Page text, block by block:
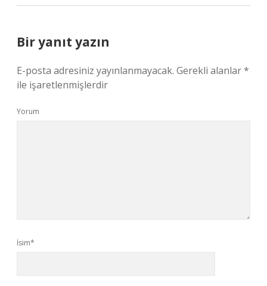
Bir yanıt yazın
E-posta adresiniz yayınlanmayacak. Gerekli alanlar*
ile işaretlenmişlerdir
Yorum
İsim*